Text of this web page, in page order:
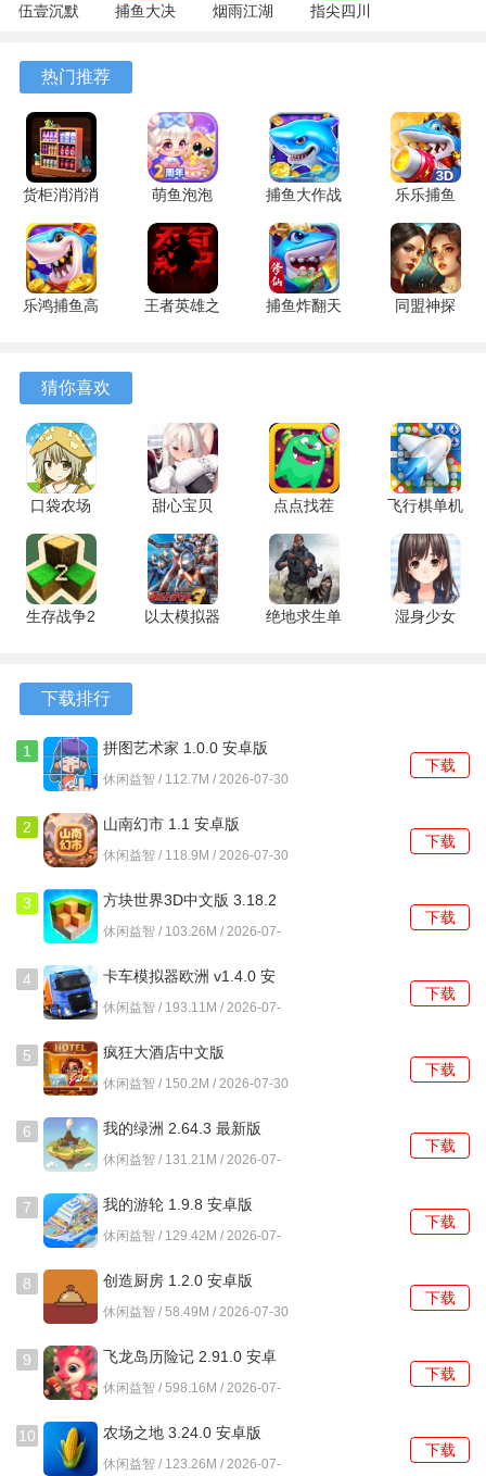
游戏特色
1、导弹类型随游戏进程逐步解锁，每种类型针对星球外围特
定类型的障碍物或防御层存在效能差异。
2、行星并非单一模型，外部可能环绕着岩石带、能量护盾或
多层装甲，需要观察后选择合适的攻击顺序。
自动瞄准精度这类辅助性质的参数，发展路线存在选择空
4、游戏提供自动发射模式，在此模式下，系统会按照固定频
游戏优势
1、从锁定目标到导弹命中，整个交互过程的响应延迟极低，
确保了操作意图能够被准确即时地执行。
2、单次游戏会话所需时间较短，完成对一个星球的破坏或尝
试一个星系关卡，通常可在数分钟内结束。
3、数值成长曲线经过调整，前期强化带来的效能提升感知明
显，有助于建立持续进行游戏的短期目标。
4、应用安装包体积较小，对移动设备的硬件性能要求宽松，
在多数常见型号的设备上均能保持稳定运行。
游戏攻略
1、游戏初期仅提供基础导弹，破坏范围较小。面对首个星系
中包裹着厚重岩层的行星，应集中攻击岩层上的同一区域，
直至其出现裂缝后破碎，而非分散攻击整个球面。
2、解锁的穿甲型导弹对多层复合装甲效果显著。当遇到拥有
金属外壳的行星时，使用该型号导弹可以更有效地穿透外
壳，直接对内部结构造成伤害。
3、部分行星外围存在旋转的防御平台。最佳策略是预判其旋
伍壹沉默
安卓版
捕鱼大决
122.7.291
烟雨江湖
指尖四川
热门推荐
货柜消消消
1.0.2 安卓
版
萌鱼泡泡
3.4.1.6 安
卓版
捕鱼大作战
1.5112 手
机版
乐乐捕鱼
9.2 安卓版
乐鸿捕鱼高
王者英雄之
捕鱼炸翻天
同盟神探
猜你喜欢
口袋农场
1.0.2 安卓
版
甜心宝贝
1.0.148 安
卓版
点点找茬
1.3.8 最新
版
飞行棋单机
版 2.2.7 安
卓版
生存战争2
安卓版
以太模拟器
版
绝地求生单
湿身少女
下载排行
1 拼图艺术家 1.0.0 安卓版
休闲益智 / 112.7M / 2026-07-30
下载
2 山南幻市 1.1 安卓版
休闲益智 / 118.9M / 2026-07-30
下载
3
方块世界3D中文版 3.18.2
安卓版
休闲益智 / 103.26M / 2026-07-
下载
4
卡车模拟器欧洲 v1.4.0 安
卓版
休闲益智 / 193.11M / 2026-07-
下载
5
疯狂大酒店中文版
4.17.10.7 安卓版
休闲益智 / 150.2M / 2026-07-30
下载
6 我的绿洲 2.64.3 最新版
休闲益智 / 131.21M / 2026-07-
下载
7 我的游轮 1.9.8 安卓版
休闲益智 / 129.42M / 2026-07-
下载
8 创造厨房 1.2.0 安卓版
休闲益智 / 58.49M / 2026-07-30
下载
9
飞龙岛历险记 2.91.0 安卓
版
休闲益智 / 598.16M / 2026-07-
下载
10 农场之地 3.24.0 安卓版
休闲益智 / 123.26M / 2026-07-
下载